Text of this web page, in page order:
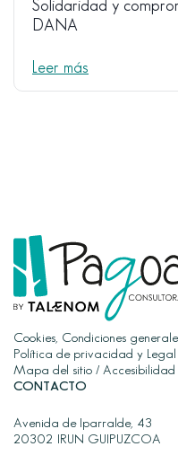
Solidaridad y
DANA
Leer más
Cookies, Condiciones
Política de privacidad y Legal
Mapa del sitio / Accesibilidad
CONTACTO
Avenida de Iparralde, 43
20302 IRUN GUIPUZCOA